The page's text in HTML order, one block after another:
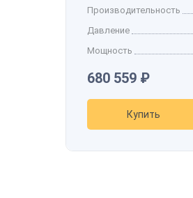
Производительность
Давление
Мощность
680 559 ₽
Купить